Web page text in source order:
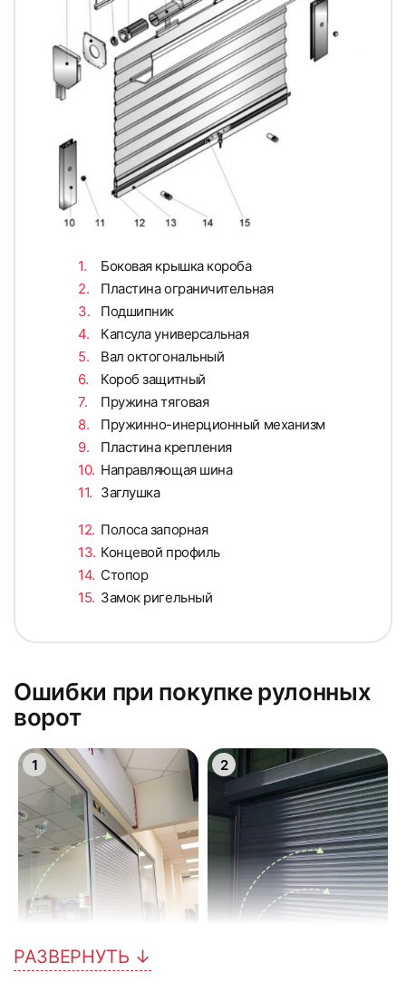
Боковая крышка короба
Пластина ограничительная
Подшипник
Капсула универсальная
Вал октогональный
Короб защитный
Пружина тяговая
Пружинно-инерционный механизм
Пластина крепления
Направляющая шина
Заглушка
Полоса запорная
Концевой профиль
Стопор
Замок ригельный
Ошибки при покупке рулонных
ворот
1 2
РАЗВЕРНУТЬ ↓